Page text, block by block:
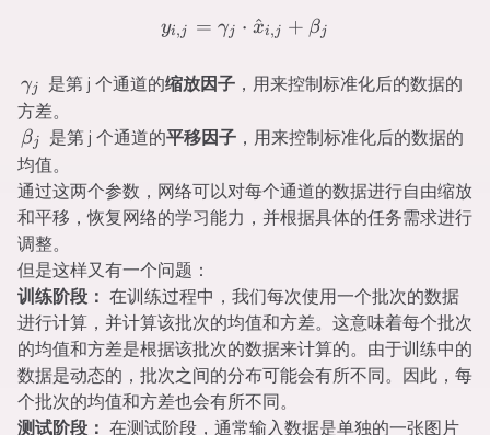
yi,j = γj ⋅ x
^i,j + βj
γ_j
γj 是第 j 个通道的缩放因子 ，用来控制标准化后的数据的
方差。
β_j
βj 是第 j 个通道的平移因子 ，用来控制标准化后的数据的
均值。
通过这两个参数，网络可以对每个通道的数据进行自由缩放
和平移，恢复网络的学习能力，并根据具体的任务需求进行
调整。
但是这样又有一个问题：
训练阶段： 在训练过程中，我们每次使用一个批次的数据
进行计算，并计算该批次的均值和方差。这意味着每个批次
的均值和方差是根据该批次的数据来计算的。由于训练中的
数据是动态的，批次之间的分布可能会有所不同。因此，每
个批次的均值和方差也会有所不同。
测试阶段： 在测试阶段，通常输入数据是单独的一张图片